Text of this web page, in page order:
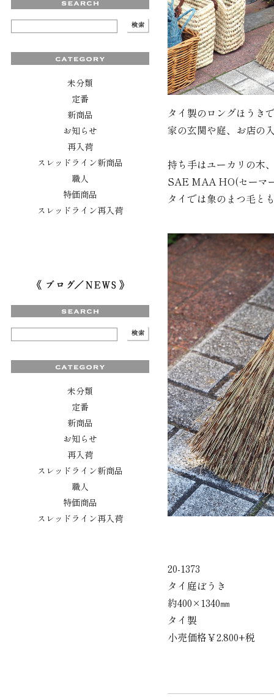
未分類
定番
新商品
お知らせ
再入荷
スレッドライン新商品
職人
特価商品
スレッドライン再入荷
未分類
定番
新商品
お知らせ
再入荷
スレッドライン新商品
職人
特価商品
スレッドライン再入荷
タイ製のロングほうき
家の玄関や庭、お店の
持ち手はユーカリの木
SAE MAA HO(セーマ
タイでは象のまつ毛と
20-1373
タイ庭ぼうき
約400×1340㎜
タイ製
小売価格￥2,800+税